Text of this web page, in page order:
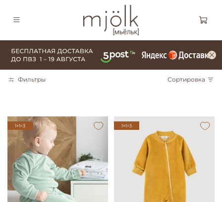
Фильтры Сортировка
1+1=3 1+1=3